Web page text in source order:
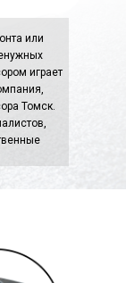
или
играет
Томск.